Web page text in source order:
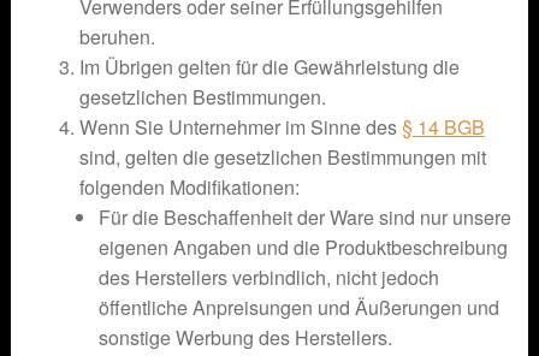
Verwenders oder seiner Erfüllungsgehilfen
beruhen.
Im Übrigen gelten für die Gewährleistung die
gesetzlichen Bestimmungen.
Wenn Sie Unternehmer im Sinne des§ 14 BGB
sind, gelten die gesetzlichen Bestimmungen mit
folgenden Modifikationen:
Für die Beschaffenheit der Ware sind nur unsere
eigenen Angaben und die Produktbeschreibung
des Herstellers verbindlich, nicht jedoch
öffentliche Anpreisungen und Äußerungen und
sonstige Werbung des Herstellers.